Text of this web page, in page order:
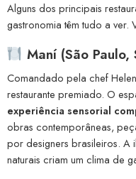
Alguns dos principais
gastronomia têm tudo a ver.
Maní (São Paulo,
Comandado pela chef
restaurante premiado. O
experiência sensorial
obras contemporâneas,
por designers brasileiros. A
naturais criam um clima de